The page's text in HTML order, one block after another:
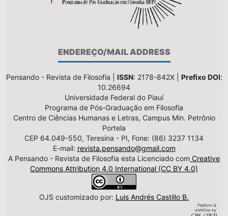
ENDEREÇO/MAIL ADDRESS
Pensando - Revista de Filosofia | ISSN: 2178-842X | Prefixo DOI:
10.26694
Universidade Federal do Piauí
Programa de Pós-Graduação em Filosofia
Centro de Ciências Humanas e Letras, Campus Min. Petrônio
Portela
CEP 64.049-550, Teresina - PI, Fone: (86) 3237 1134
E-mail: revista.pensando@gmail.com
A Pensando - Revista de Filosofia esta Licenciado com Creative
Commons Attribution 4.0 International (CC BY 4.0)
OJS customizado por: Luis Andrés Castillo B.